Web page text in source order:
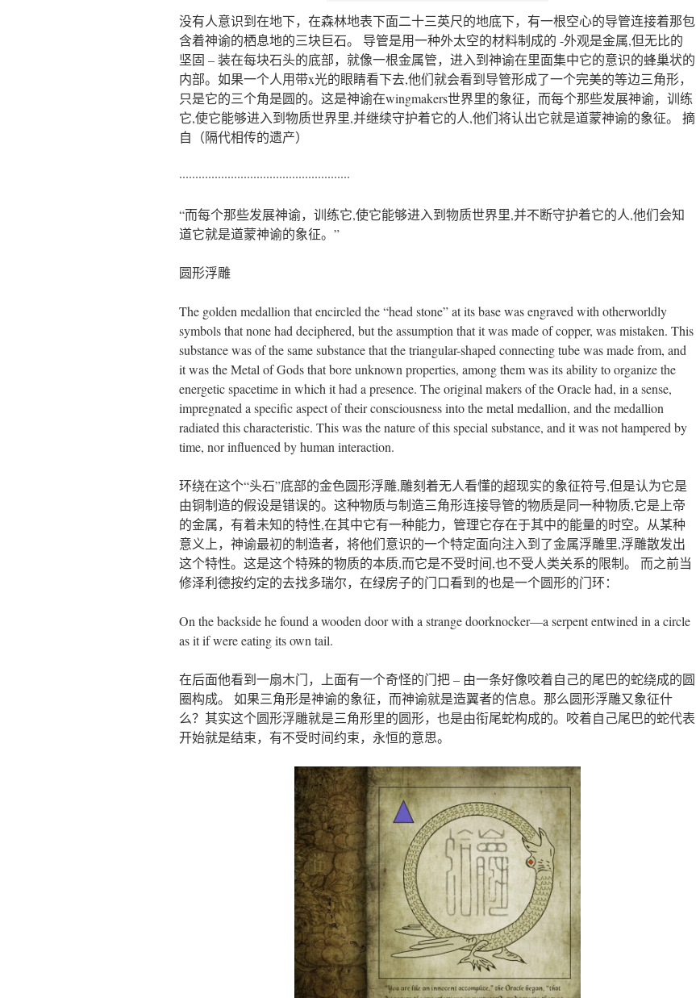
没有人意识到在地下，在森林地表下面二十三英尺的地底下，有一根空心的导管连接着那包
含着神谕的栖息地的三块巨石。 导管是用一种外太空的材料制成的 -外观是金属,但无比的
坚固 – 装在每块石头的底部，就像一根金属管，进入到神谕在里面集中它的意识的蜂巢状的
内部。如果一个人用带x光的眼睛看下去,他们就会看到导管形成了一个完美的等边三角形，
只是它的三个角是圆的。这是神谕在wingmakers世界里的象征，而每个那些发展神谕，训练
它,使它能够进入到物质世界里,并继续守护着它的人,他们将认出它就是道蒙神谕的象征。 摘
自（隔代相传的遗产）
·····················································
“而每个那些发展神谕，训练它,使它能够进入到物质世界里,并不断守护着它的人,他们会知
道它就是道蒙神谕的象征。”
圆形浮雕
The golden medallion that encircled the “head stone” at its base was engraved with otherworldly
symbols that none had deciphered, but the assumption that it was made of copper, was mistaken. This
substance was of the same substance that the triangular-shaped connecting tube was made from, and
it was the Metal of Gods that bore unknown properties, among them was its ability to organize the
energetic spacetime in which it had a presence. The original makers of the Oracle had, in a sense,
impregnated a specific aspect of their consciousness into the metal medallion, and the medallion
radiated this characteristic. This was the nature of this special substance, and it was not hampered by
time, nor influenced by human interaction.
环绕在这个“头石”底部的金色圆形浮雕,雕刻着无人看懂的超现实的象征符号,但是认为它是
由铜制造的假设是错误的。这种物质与制造三角形连接导管的物质是同一种物质,它是上帝
的金属，有着未知的特性,在其中它有一种能力，管理它存在于其中的能量的时空。从某种
意义上，神谕最初的制造者，将他们意识的一个特定面向注入到了金属浮雕里,浮雕散发出
这个特性。这是这个特殊的物质的本质,而它是不受时间,也不受人类关系的限制。 而之前当
修泽利德按约定的去找多瑞尔，在绿房子的门口看到的也是一个圆形的门环：
On the backside he found a wooden door with a strange doorknocker—a serpent entwined in a circle
as it if were eating its own tail.
在后面他看到一扇木门，上面有一个奇怪的门把 – 由一条好像咬着自己的尾巴的蛇绕成的圆
圈构成。 如果三角形是神谕的象征，而神谕就是造翼者的信息。那么圆形浮雕又象征什
么？其实这个圆形浮雕就是三角形里的圆形，也是由衔尾蛇构成的。咬着自己尾巴的蛇代表
开始就是结束，有不受时间约束，永恒的意思。